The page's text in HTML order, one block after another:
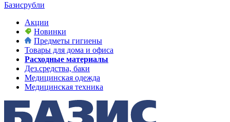
Базисрубли
Акции
Новинки
Предметы гигиены
Товары для дома и офиса
Расходные материалы
Дез.средства, баки
Медицинская одежда
Медицинская техника